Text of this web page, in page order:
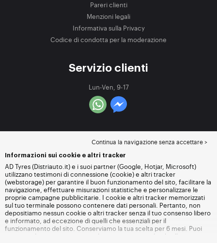
Pareri clienti
Menzioni legali
Informativa sulla Privacy
Codice di condotta per la moderazione
Servizio clienti
Lun-Ven, 9-17
Continua la navigazione senza accettare >
Informazioni sui cookie e altri tracker
AD Tyres (Distriauto.it) e i suoi partner (Google, Hotjar, Microsoft)
utilizzano testimoni di connessione (cookie) e altri tracker
(webstorage) per garantire il buon funzionamento del sito, facilitare la
navigazione, effettuare misurazioni statistiche e personalizzare le
proprie campagne pubblicitarie. I cookie e altri tracker memorizzati
sul tuo terminale possono contenere dati personali. Pertanto, non
depositiamo nessun cookie o altri tracker senza il tuo consenso libero
e informato, ad eccezione di quelli che essenziali per il
funzionamento del sito. Conserviamo la tua scelta per 6 mesi. Puoi
revocare il tuo consenso in qualsiasi momento andando alla